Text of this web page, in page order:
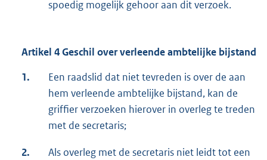
spoedig mogelijk gehoor aan dit verzoek.
Artikel 4 Geschil over verleende ambtelijke bijstand
1.
Een raadslid dat niet tevreden is over de aan
hem verleende ambtelijke bijstand, kan de
griffier verzoeken hierover in overleg te treden
met de secretaris;
2.
Als overleg met de secretaris niet leidt tot een